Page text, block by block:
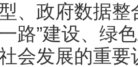
、政府数据整
路”建设、绿
会发展的重要